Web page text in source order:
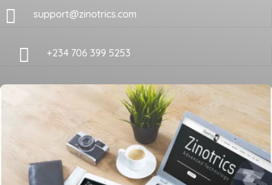
 support@zinotrics.com
 +234 706 399 5253